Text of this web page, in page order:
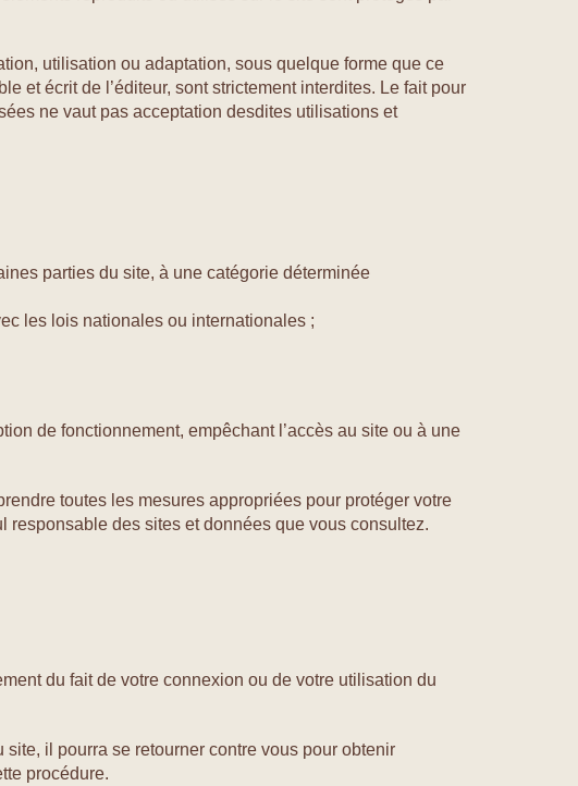
utilisation ou adaptation, sous quelque forme que ce
et écrit de l’éditeur, sont strictement interdites. Le fait pour
ne vaut pas acceptation desdites utilisations et
parties du site, à une catégorie déterminée
les lois nationales ou internationales ;
de fonctionnement, empêchant l’accès au site ou à une
toutes les mesures appropriées pour protéger votre
responsable des sites et données que vous consultez.
du fait de votre connexion ou de votre utilisation du
il pourra se retourner contre vous pour obtenir
procédure.